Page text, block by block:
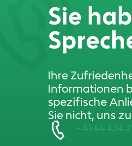
Sie
Ihre
Informationen
spezifische
Sie nicht, uns
+ 41 44 434